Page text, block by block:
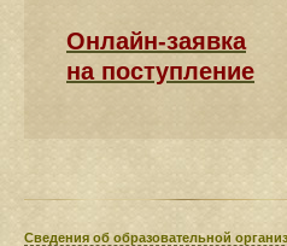
Онлайн-заявка
на поступление
Сведения​ об образовательной